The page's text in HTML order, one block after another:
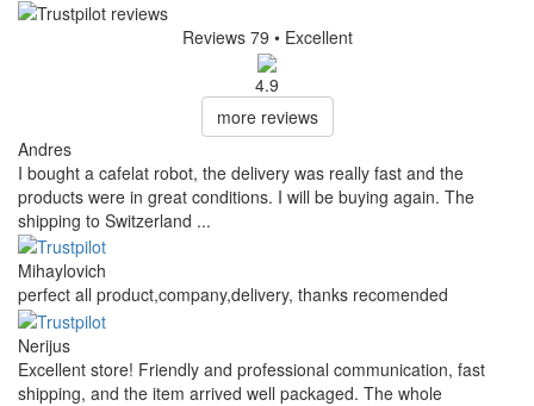
Reviews 79 • Excellent
4.9
more reviews
Andres
I bought a cafelat robot, the delivery was really fast and the
products were in great conditions. I will be buying again. The
shipping to Switzerland ...
Mihaylovich
perfect all product,company,delivery, thanks recomended
Nerijus
Excellent store! Friendly and professional communication, fast
shipping, and the item arrived well packaged. The whole